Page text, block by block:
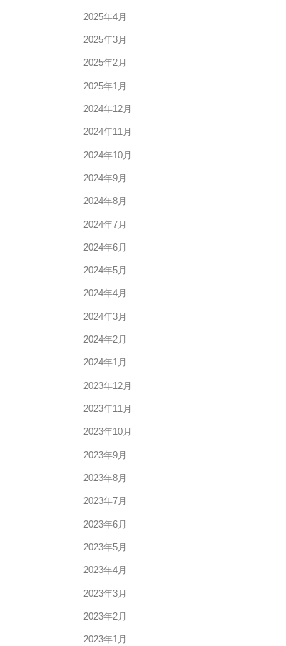
2025年4月
2025年3月
2025年2月
2025年1月
2024年12月
2024年11月
2024年10月
2024年9月
2024年8月
2024年7月
2024年6月
2024年5月
2024年4月
2024年3月
2024年2月
2024年1月
2023年12月
2023年11月
2023年10月
2023年9月
2023年8月
2023年7月
2023年6月
2023年5月
2023年4月
2023年3月
2023年2月
2023年1月